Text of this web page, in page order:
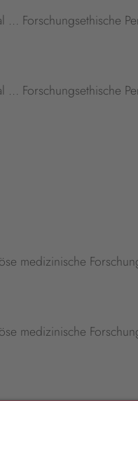
Forschungsethische
Forschungsethische
medizinische
medizinische